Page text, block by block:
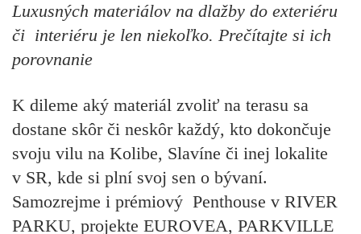
Luxusných materiálov na dlažby do exteriéru
či interiéru je len niekoľko. Prečítajte si ich
porovnanie
K dileme aký materiál zvoliť na terasu sa
dostane skôr či neskôr každý, kto dokončuje
svoju vilu na Kolibe, Slavíne či inej lokalite
v SR, kde si plní svoj sen o bývaní.
Samozrejme i prémiový Penthouse v RIVER
PARKU, projekte EUROVEA, PARKVILLE